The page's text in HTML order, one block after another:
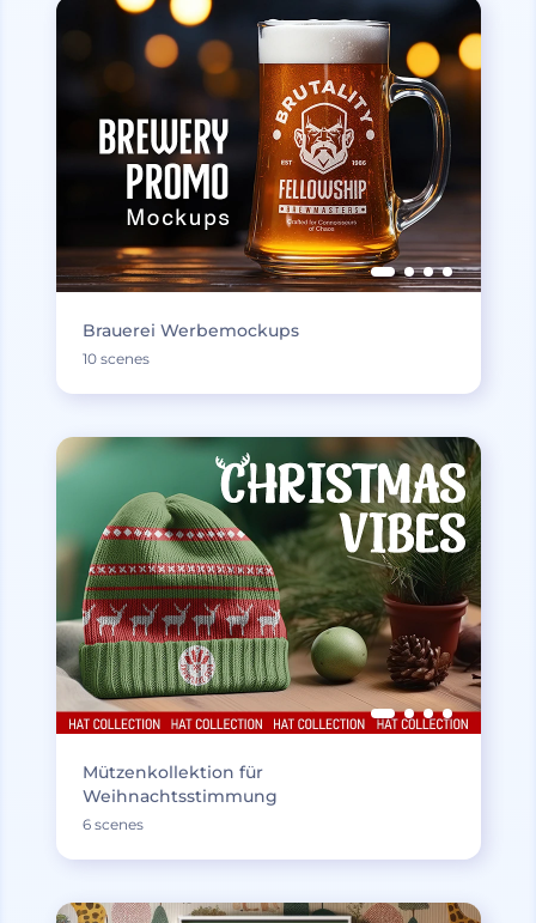
Brauerei Werbemockups
10 scenes
Mützenkollektion für
Weihnachtsstimmung
6 scenes